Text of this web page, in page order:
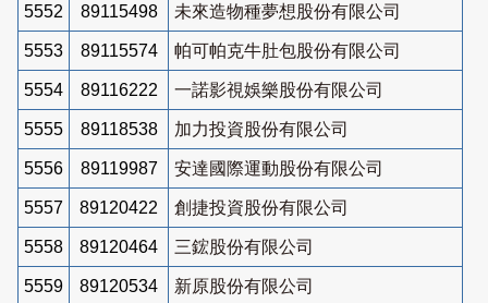
5552 89115498 未來造物種夢想股份有限公司
5553 89115574 帕可帕克牛肚包股份有限公司
5554 89116222 一諾影視娛樂股份有限公司
5555 89118538 加力投資股份有限公司
5556 89119987 安達國際運動股份有限公司
5557 89120422 創捷投資股份有限公司
5558 89120464 三鋐股份有限公司
5559 89120534 新原股份有限公司